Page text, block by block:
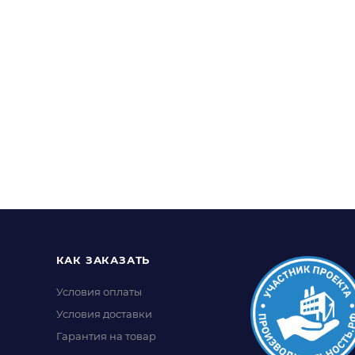
КАК ЗАКАЗАТЬ
Условия оплаты
Условия доставки
Гарантия на товар